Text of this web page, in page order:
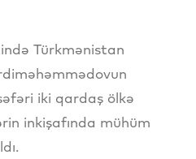
Türkmənistan
iki qardaş ölkə
inkişafında mühüm